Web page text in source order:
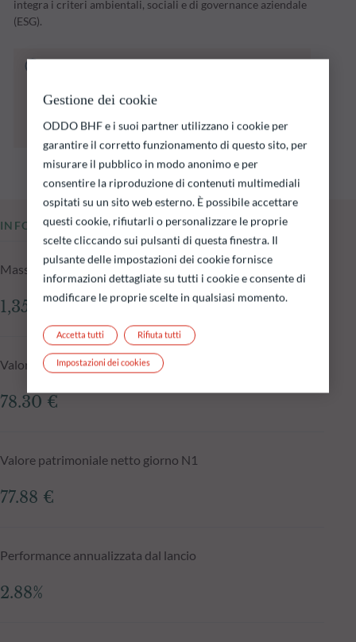
integra i criteri ambientali, sociali e di governance aziendale
(ESG).
Si ricorda che i rendimenti passati non sono
tempo.
INFORMAZIONI CHIAVE
Masse in gestione del fondo al 04.08.2026
1,351.60 mln €
Valore patrimoniale netto al 04.08.2026
78.30 €
Valore patrimoniale netto giorno N1
77.88 €
Performance annualizzata dal lancio
2.88%
Gestione dei cookie
ODDO BHF e i suoi partner utilizzano i cookie per
garantire il corretto funzionamento di questo sito, per
misurare il pubblico in modo anonimo e per
consentire la riproduzione di contenuti multimediali
ospitati su un sito web esterno. È possibile accettare
questi cookie, rifiutarli o personalizzare le proprie
scelte cliccando sui pulsanti di questa finestra. Il
pulsante delle impostazioni dei cookie fornisce
informazioni dettagliate su tutti i cookie e consente di
modificare le proprie scelte in qualsiasi momento.
Rifiuta tutti
Accetta tutti
Impostazioni dei cookies